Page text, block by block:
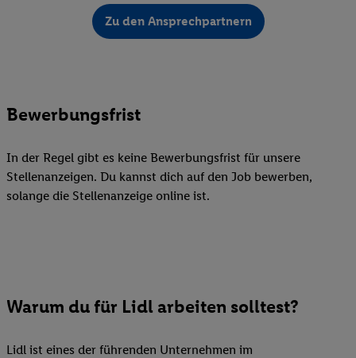
Zu den Ansprechpartnern
Bewerbungsfrist
In der Regel gibt es keine Bewerbungsfrist für unsere
Stellenanzeigen. Du kannst dich auf den Job bewerben,
solange die Stellenanzeige online ist.
Warum du für Lidl arbeiten solltest?
Lidl ist eines der führenden Unternehmen im